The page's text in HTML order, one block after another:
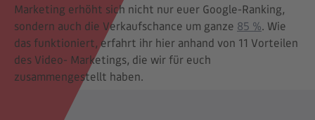
Marketing erhöht sich nicht nur euer Google-Ranking,
sondern auch die Verkaufschance um ganze 85 %. Wie
das funktioniert, erfahrt ihr hier anhand von 11 Vorteilen
des Video- Marketings, die wir für euch
zusammengestellt haben.